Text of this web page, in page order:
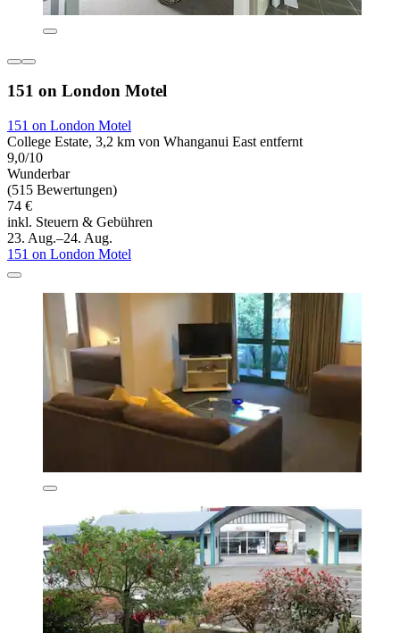
151 on London Motel
151 on London Motel
College Estate, 3,2 km von Whanganui East entfernt
9,0/10
Wunderbar
(515 Bewertungen)
74 €
inkl. Steuern & Gebühren
23. Aug.–24. Aug.
151 on London Motel